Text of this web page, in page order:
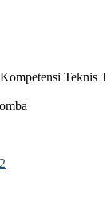
Teknis